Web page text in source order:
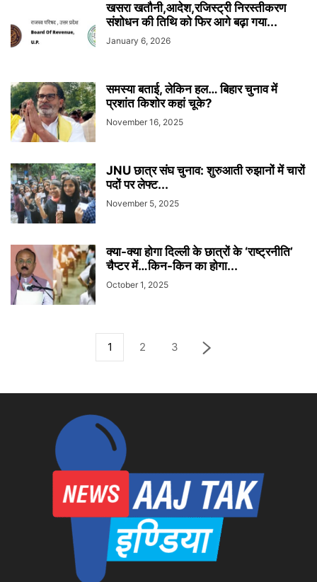
खसरा खतौनी,आदेश,रजिस्ट्री निरस्तीकरण
संशोधन की तिथि को फिर आगे बढ़ा गया...
January 6, 2026
समस्‍या बताई, लेकिन हल… बिहार चुनाव में
प्रशांत किशोर कहां चूके?
November 16, 2025
JNU छात्र संघ चुनाव: शुरुआती रुझानों में चारों
पदों पर लेफ्ट...
November 5, 2025
क्या-क्या होगा दिल्ली के छात्रों के ‘राष्ट्रनीति’
चैप्टर में…किन-किन का होगा...
October 1, 2025
1 2 3